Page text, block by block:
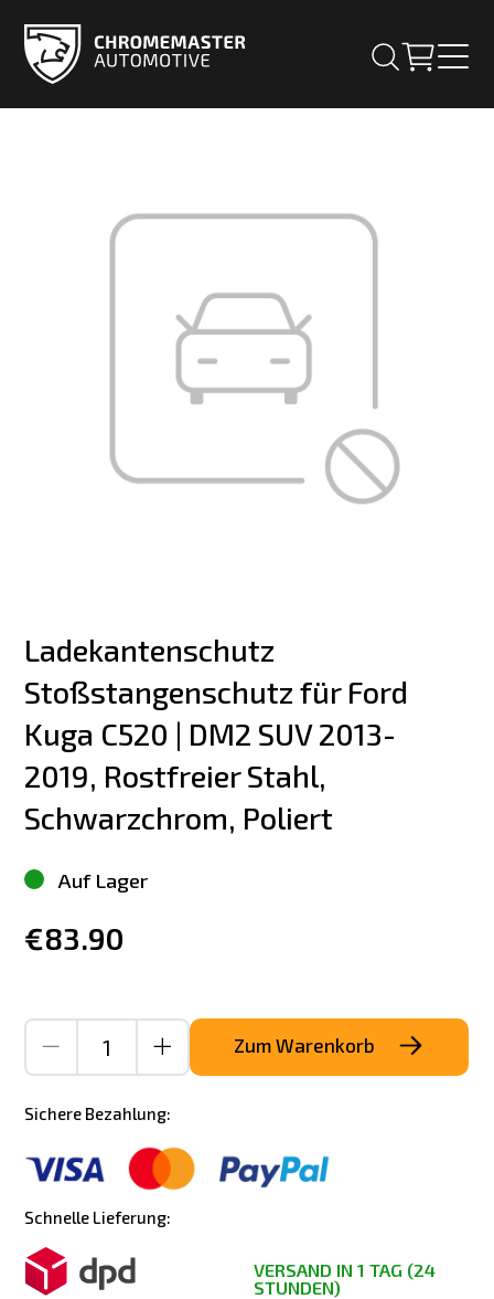
Ladekantenschutz
Stoßstangenschutz für Ford
Kuga C520 | DM2 SUV 2013-
2019, Rostfreier Stahl,
Schwarzchrom, Poliert
Auf Lager
€83.90
Zum Warenkorb
Sichere Bezahlung:
Schnelle Lieferung:
VERSAND IN 1 TAG (24
STUNDEN)